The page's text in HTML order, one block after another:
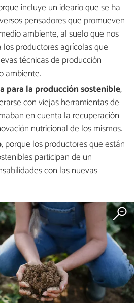
incluye un ideario que se ha
pensadores que promueven
ambiente, al suelo que nos
productores agrícolas que
técnicas de producción
ambiente.
para la producción sostenible,
con viejas herramientas de
en cuenta la recuperación
nutricional de los mismos.
, porque los productores que están
participan de un
con las nuevas